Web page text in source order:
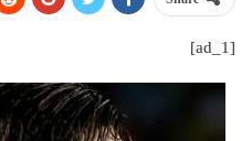
[ad_1]